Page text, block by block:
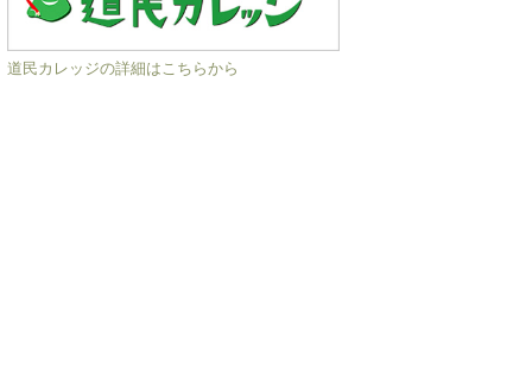
道民カレッジの詳細はこちらから